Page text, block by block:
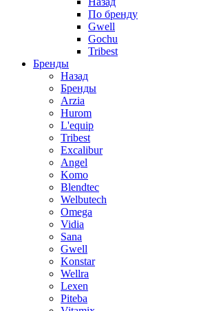
По бренду
Gwell
Gochu
Tribest
Бренды
Назад
Бренды
Arzia
Hurom
L'equip
Tribest
Excalibur
Angel
Komo
Blendtec
Welbutech
Omega
Vidia
Sana
Gwell
Konstar
Wellra
Lexen
Piteba